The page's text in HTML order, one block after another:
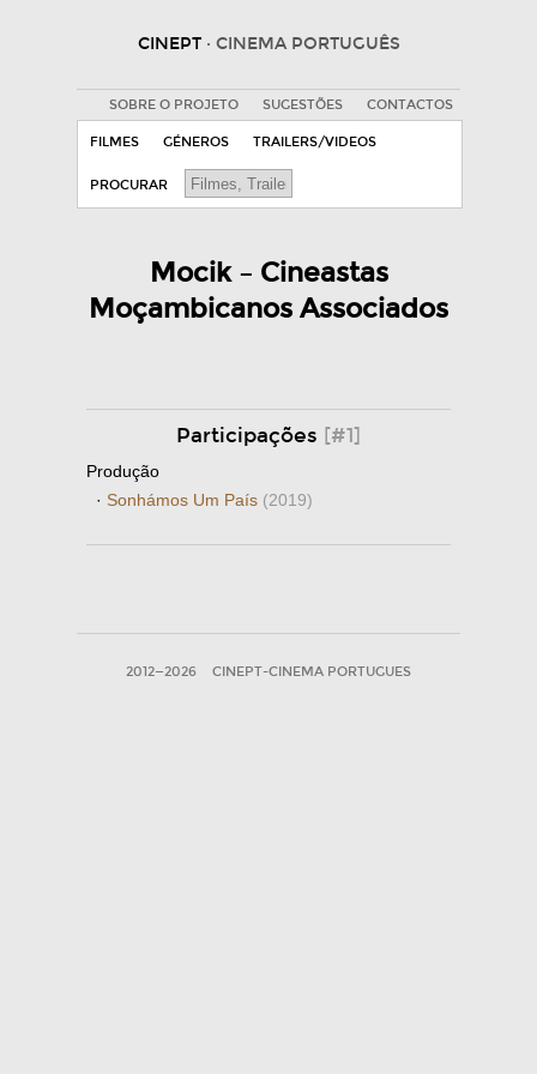
CINEPT · CINEMA PORTUGUÊS
SOBRE O PROJETO SUGESTÕES CONTACTOS
FILMES GÉNEROS TRAILERS/VIDEOS
PROCURAR
Mocik – Cineastas
Moçambicanos Associados
Participações [#1]
Produção
· Sonhámos Um País (2019)
2012—2026 CINEPT-CINEMA PORTUGUES